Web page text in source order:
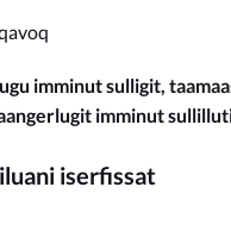
imminut sulligit,
imminut
iserfissat